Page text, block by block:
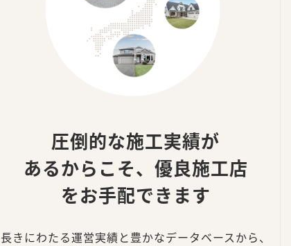
圧倒的な施工実績が
あるからこそ、 優良施工店
をお手配できます
長きにわたる運営実績と豊かなデータベースから、